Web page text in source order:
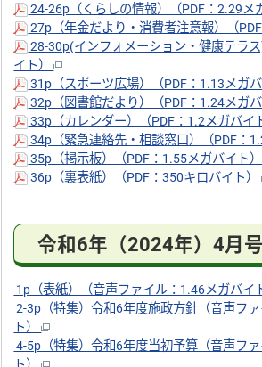
24-26p（くらしの情報）（PDF：2.29メ
27p（年金だより・消費者注意報）（
28-30p(インフォメーション・健康テラ
イト）
31p（スポーツ広場）（PDF：1.13メガ
32p（図書館だより）（PDF：1.24メガ
33p（カレンダー）（PDF：1.2メガバイ
34p（緊急連絡先・相談窓口）（PDF：
35p（掲示板）（PDF：1.55メガバイト
36p（裏表紙）（PDF：350キロバイト）
令和6年（2024年）4月号
1p（表紙）（音声ファイル：1.46メガバイ
2-3p（特集）令和6年度施政方針（音声フ
ト）
4-5p（特集）令和6年度当初予算（音声フ